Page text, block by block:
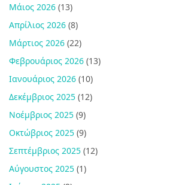
Μάιος 2026 (13)
Απρίλιος 2026 (8)
Μάρτιος 2026 (22)
Φεβρουάριος 2026 (13)
Ιανουάριος 2026 (10)
Δεκέμβριος 2025 (12)
Νοέμβριος 2025 (9)
Οκτώβριος 2025 (9)
Σεπτέμβριος 2025 (12)
Αύγουστος 2025 (1)